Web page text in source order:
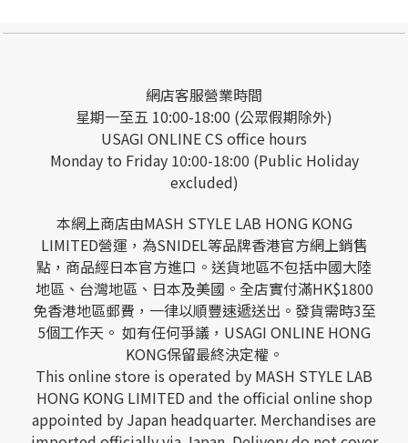
網店客服營業時間
星期一至五 10:00-18:00 (公眾假期除外)
USAGI ONLINE CS office hours
Monday to Friday 10:00-18:00 (Public Holiday
excluded)
本網上商店由MASH STYLE LAB HONG KONG
LIMITED營運，為SNIDEL等品牌香港官方網上銷售
點，商品經日本官方進口。送貨地區不包括中國大陸
地區、台灣地區、日本及美國。全店實付滿HK$1800
免香港地區郵費，一律以順豐速遞送出。發貨需時3至
5個工作天。 如有任何爭議，USAGI ONLINE HONG
KONG保留最終決定權。
This online store is operated by MASH STYLE LAB
HONG KONG LIMITED and the official online shop
appointed by Japan headquarter. Merchandises are